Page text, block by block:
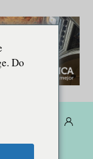
Do